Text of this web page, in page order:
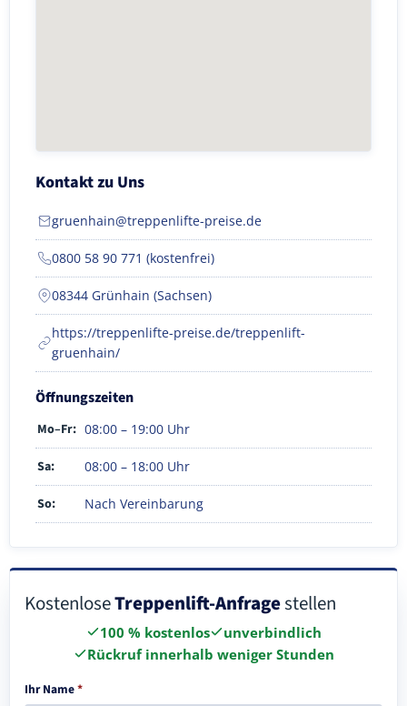
Kontakt zu Uns
gruenhain@treppenlifte-preise.de
0800 58 90 771 (kostenfrei)
08344 Grünhain (Sachsen)
https://treppenlifte-preise.de/treppenlift-
gruenhain/
Öffnungszeiten
Mo–Fr: 08:00 – 19:00 Uhr
Sa: 08:00 – 18:00 Uhr
So: Nach Vereinbarung
KostenloseTreppenlift-Anfragestellen
100 % kostenlos
unverbindlich
Rückruf innerhalb weniger Stunden
Ihr Name*